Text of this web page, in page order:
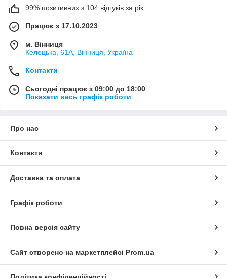
99% позитивних з 104 відгуків за рік
Працює з 17.10.2023
м. Вінниця
Келецька, 61А, Вінниця, Україна
Контакти
Сьогодні працює з 09:00 до 18:00
Показати весь графік роботи
Про нас
Контакти
Доставка та оплата
Графік роботи
Повна версія сайту
Сайт створено на маркетплейсі Prom.ua